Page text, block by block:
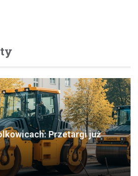
Przetargi już